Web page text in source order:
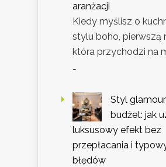
aranżacji
Kiedy myślisz o
stylu boho, pierwszą
która przychodzi na
…
Styl
budżet: jak
luksusowy efekt bez
przepłacania i
błędów